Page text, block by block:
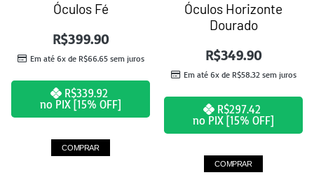
Óculos Fé
R$399.90
Em até 6x de R$66.65sem juros
R$339.92
no PIX [15% OFF]
COMPRAR
Óculos Horizonte
Dourado
R$349.90
Em até 6x de R$58.32sem juros
R$297.42
no PIX [15% OFF]
COMPRAR